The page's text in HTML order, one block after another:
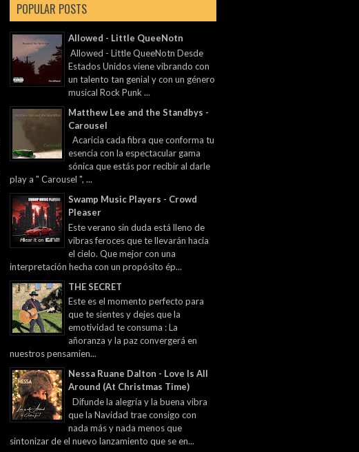
POPULAR POSTS
Allowed - Little QueeNotn
Allowed - Little QueeNotn Desde
Estados Unidos viene vibrando con
un talento tan genial y con un género
musical Rock Punk ...
Matthew Lee and the Standbys -
Carousel
Acaricia cada fibra que conforma tu
esencia con la espectacular gama
sónica que estás por recibir al darle
play a " Carousel ", ...
Swamp Music Players - Crowd
Pleaser
Este verano sin duda está lleno de
vibras feroces que te llevarán hacia
el cielo. Que mejor con una
interpretación hecha con un propósito ép...
THE SECRET
Este es el momento perfecto para
que te sientes y dejes que la
emotividad te consuma : La
añoranza y la paz convergerá en
nuestros pensamien...
Nessa Ruane Dalton - Love Is All
Around (At Christmas Time)
Difunde la alegría y la buena vibra
que la Navidad trae consigo con
nada más y nada menos que
sintonizar de el nuevo lanzamiento que se en...